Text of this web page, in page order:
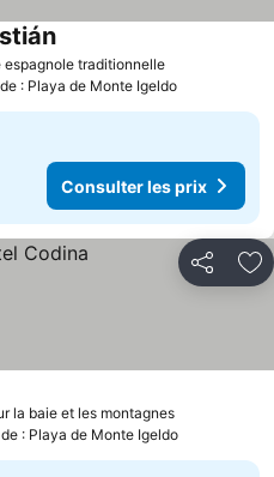
espagnole traditionnelle
: Playa de Monte Igeldo
Consulter les prix
Partager
la baie et les montagnes
: Playa de Monte Igeldo